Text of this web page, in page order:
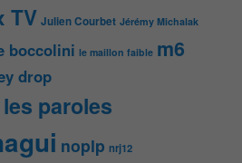
TV Julien Courbet Jérémy Michalak
boccolini le maillon faible m6
drop
paroles
noplp nrj12